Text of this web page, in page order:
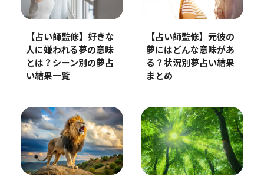
【占い師監修】好きな
人に嫌われる夢の意味
とは？シーン別の夢占
い結果一覧
【占い師監修】元彼の
夢にはどんな意味があ
る？状況別夢占い結果
まとめ